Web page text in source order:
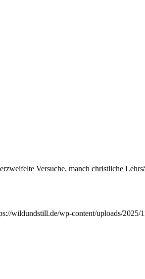
Versuche, manch christliche
wildundstill.de/wp-content/uploads/